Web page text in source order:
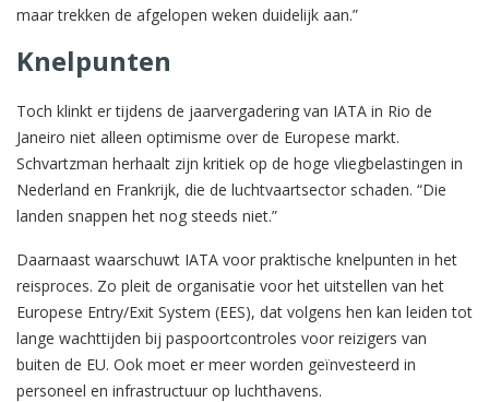
maar trekken de afgelopen weken duidelijk aan.”
Knelpunten
Toch klinkt er tijdens de jaarvergadering van IATA in Rio de
Janeiro niet alleen optimisme over de Europese markt.
Schvartzman herhaalt zijn kritiek op de hoge vliegbelastingen in
Nederland en Frankrijk, die de luchtvaartsector schaden. “Die
landen snappen het nog steeds niet.”
Daarnaast waarschuwt IATA voor praktische knelpunten in het
reisproces. Zo pleit de organisatie voor het uitstellen van het
Europese Entry/Exit System (EES), dat volgens hen kan leiden tot
lange wachttijden bij paspoortcontroles voor reizigers van
buiten de EU. Ook moet er meer worden geïnvesteerd in
personeel en infrastructuur op luchthavens.